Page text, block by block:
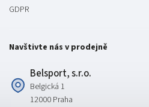
GDPR
Navštivte nás v prodejně
Belsport, s.r.o.
Belgická 1
12000 Praha